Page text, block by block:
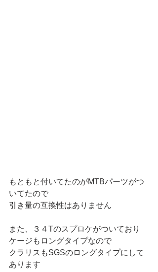
もともと付いてたのがMTBパーツがつ
いてたので
引き量の互換性はありません
また、３４Tのスプロケがついており
ケージもロングタイプなので
クラリスもSGSのロングタイプにして
あります